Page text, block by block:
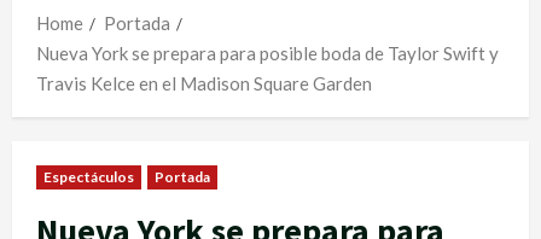
Home
Portada
Nueva York se prepara para posible boda de Taylor Swift y
Travis Kelce en el Madison Square Garden
Espectáculos Portada